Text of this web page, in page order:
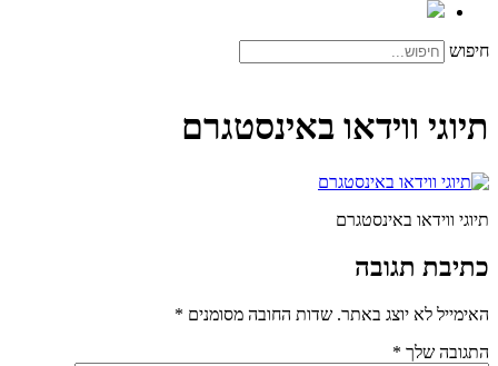
חיפוש
תיוגי ווידאו באינסטגרם
תיוגי ווידאו באינסטגרם
כתיבת תגובה
האימייל לא יוצג באתר. שדות החובה מסומנים *
התגובה שלך *